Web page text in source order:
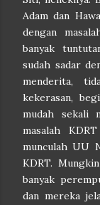
Adam dan
dengan
banyak
sudah sadar
menderita,
kekerasan,
mudah sekali
masalah
munculah UU
KDRT.
banyak
dan mereka